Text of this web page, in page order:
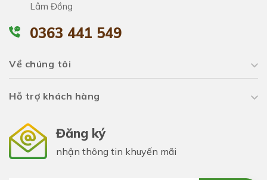
Lâm Đồng
0363 441 549
Về chúng tôi
Hỗ trợ khách hàng
Đăng ký
nhận thông tin khuyến mãi